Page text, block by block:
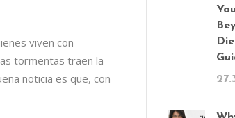
viven con
tormentas traen la
noticia es que, con